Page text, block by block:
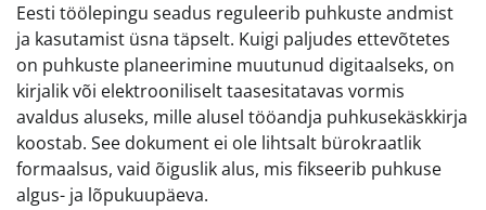
Eesti töölepingu seadus reguleerib puhkuste andmist
ja kasutamist üsna täpselt. Kuigi paljudes ettevõtetes
on puhkuste planeerimine muutunud digitaalseks, on
kirjalik või elektrooniliselt taasesitatavas vormis
avaldus aluseks, mille alusel tööandja puhkusekäskkirja
koostab. See dokument ei ole lihtsalt bürokraatlik
formaalsus, vaid õiguslik alus, mis fikseerib puhkuse
algus- ja lõpukuupäeva.